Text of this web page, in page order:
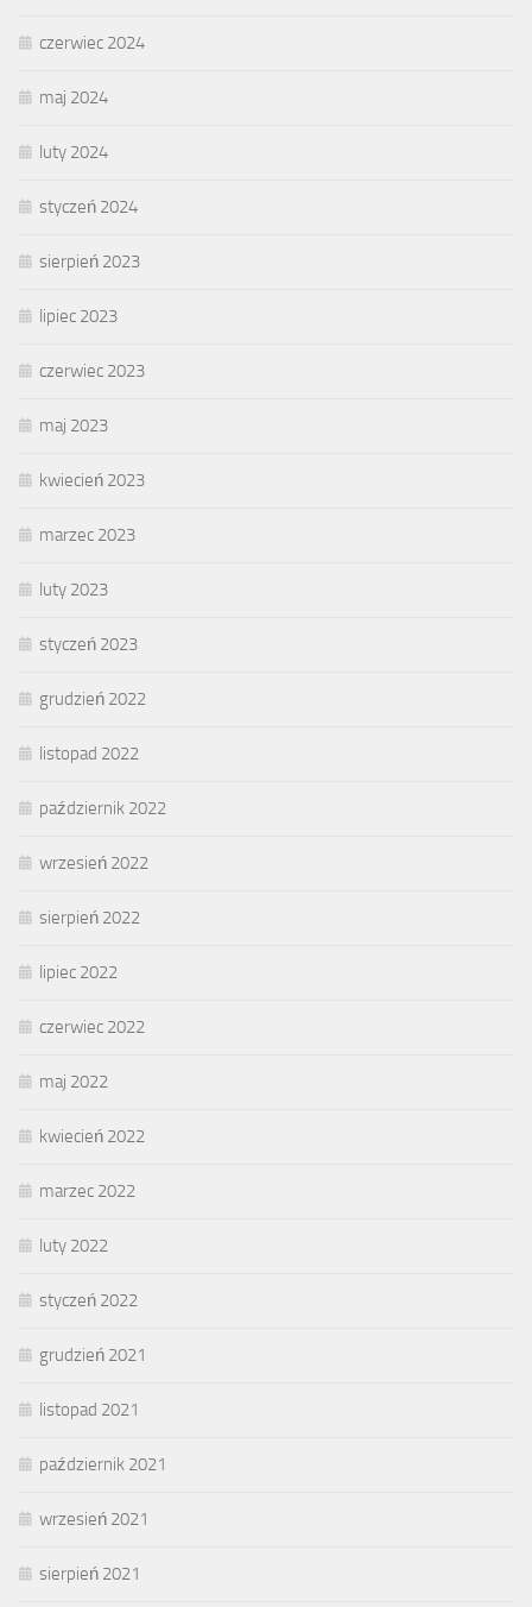
czerwiec 2024
maj 2024
luty 2024
styczeń 2024
sierpień 2023
lipiec 2023
czerwiec 2023
maj 2023
kwiecień 2023
marzec 2023
luty 2023
styczeń 2023
grudzień 2022
listopad 2022
październik 2022
wrzesień 2022
sierpień 2022
lipiec 2022
czerwiec 2022
maj 2022
kwiecień 2022
marzec 2022
luty 2022
styczeń 2022
grudzień 2021
listopad 2021
październik 2021
wrzesień 2021
sierpień 2021